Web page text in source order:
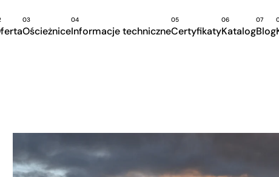
Ościeżnice
03
Informacje techniczne
04
Certyfikaty
05
Katalog
06
Blog
07